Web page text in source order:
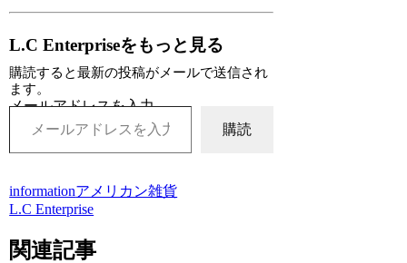
L.C Enterpriseをもっと見る
購読すると最新の投稿がメールで送信され
ます。
メールアドレスを入力...
購読
informationアメリカン雑貨
L.C Enterprise
関連記事